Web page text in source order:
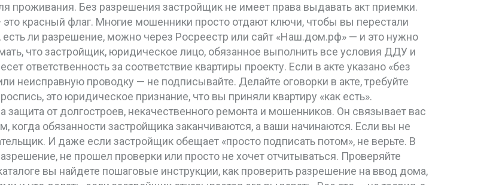
проживания. Без разрешения застройщик не имеет права выдавать акт приемки.
красный флаг. Многие мошенники просто отдают ключи, чтобы вы перестали
есть ли разрешение, можно через Росреестр или сайт «Наш.дом.рф» — и это нужно
чтозастройщик, юридическое лицо, обязанное выполнить все условия ДДУ и
ответственность за соответствие квартиры проекту. Если в акте указано «без
неисправную проводку — не подписывайте. Делайте оговорки в акте, требуйте
это юридическое признание, что вы приняли квартиру «как есть».
защита от долгостроев, некачественного ремонта и мошенников. Он связывает вас
обязанности застройщика заканчиваются, а ваши начинаются. Если вы не
И даже если застройщик обещает «просто подписать потом», не верьте. В
не прошел проверки или просто не хочет отчитываться. Проверяйте
вы найдете пошаговые инструкции, как проверить разрешение на ввод дома,